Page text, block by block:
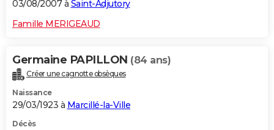
03/08/2007 à Saint-Adjutory
Famille MERIGEAUD
Germaine PAPILLON (84 ans)
Créer une cagnotte obsèques
Naissance
29/03/1923 à Marcillé-la-Ville
Décès